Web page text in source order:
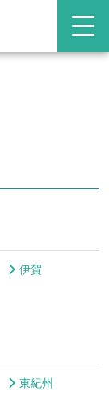
伊賀
東紀州